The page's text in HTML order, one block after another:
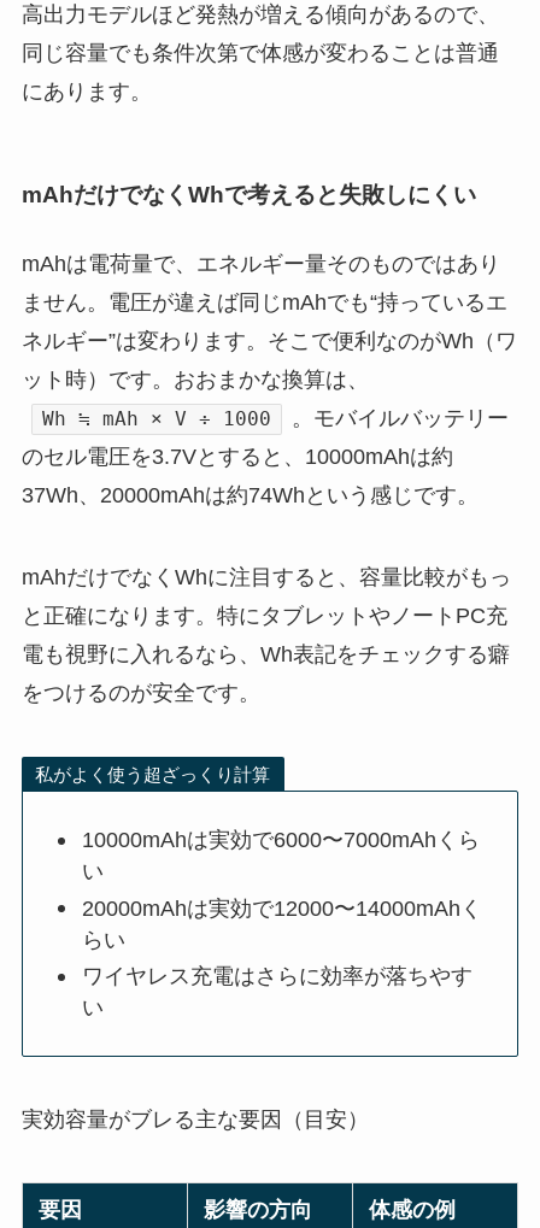
高出力モデルほど発熱が増える傾向があるので、
同じ容量でも条件次第で体感が変わることは普通
にあります。
mAhだけでなくWhで考えると失敗しにくい
mAhは電荷量で、エネルギー量そのものではあり
ません。電圧が違えば同じmAhでも“持っているエ
ネルギー”は変わります。そこで便利なのがWh（ワ
ット時）です。おおまかな換算は、
Wh ≒ mAh × V ÷ 1000
。モバイルバッテリー
のセル電圧を3.7Vとすると、10000mAhは約
37Wh、20000mAhは約74Whという感じです。
mAhだけでなくWhに注目すると、容量比較がもっ
と正確になります。特にタブレットやノートPC充
電も視野に入れるなら、Wh表記をチェックする癖
をつけるのが安全です。
私がよく使う超ざっくり計算
10000mAhは実効で6000〜7000mAhくら
い
20000mAhは実効で12000〜14000mAhく
らい
ワイヤレス充電はさらに効率が落ちやす
い
実効容量がブレる主な要因（目安）
要因 影響の方向 体感の例